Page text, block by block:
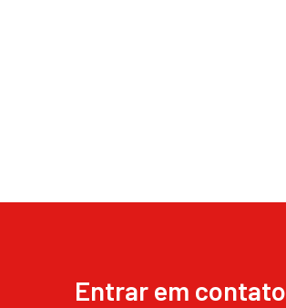
Entrar em contato